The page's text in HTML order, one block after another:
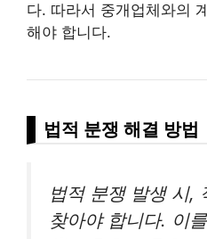
다. 따라서 중개업체와의
해야 합니다.
법적 분쟁 해결 방법
법적 분쟁 발생 시,
찾아야 합니다. 이